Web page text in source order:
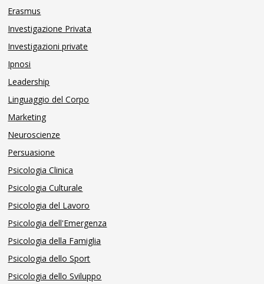
Erasmus
Investigazione Privata
Investigazioni private
Ipnosi
Leadership
Linguaggio del Corpo
Marketing
Neuroscienze
Persuasione
Psicologia Clinica
Psicologia Culturale
Psicologia del Lavoro
Psicologia dell'Emergenza
Psicologia della Famiglia
Psicologia dello Sport
Psicologia dello Sviluppo